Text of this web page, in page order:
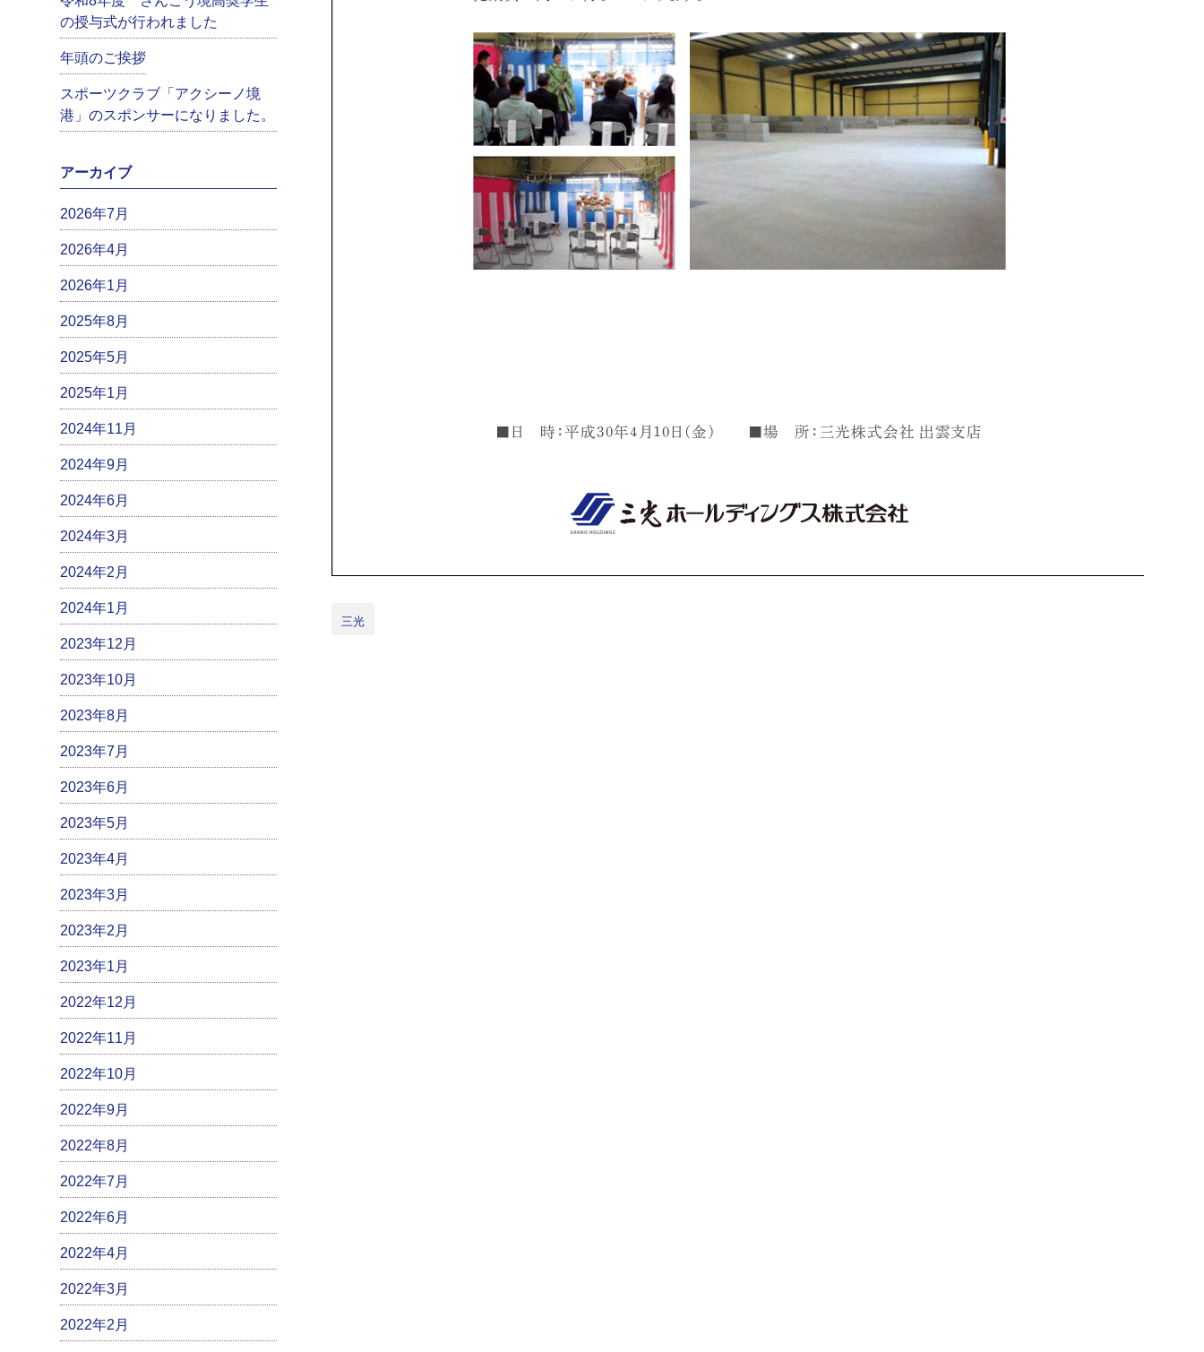
三光
の授与式が行われました
年頭のご挨拶
スポーツクラブ「アクシーノ境
港」のスポンサーになりました。
アーカイブ
2026年7月
2026年4月
2026年1月
2025年8月
2025年5月
2025年1月
2024年11月
2024年9月
2024年6月
2024年3月
2024年2月
2024年1月
2023年12月
2023年10月
2023年8月
2023年7月
2023年6月
2023年5月
2023年4月
2023年3月
2023年2月
2023年1月
2022年12月
2022年11月
2022年10月
2022年9月
2022年8月
2022年7月
2022年6月
2022年4月
2022年3月
2022年2月